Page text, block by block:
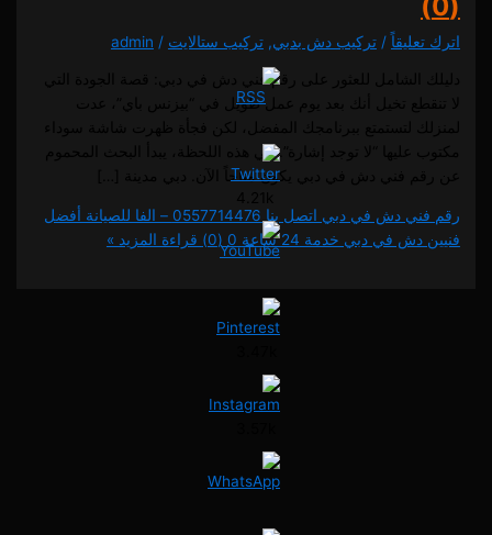
/تركيب دش بدبي, تركيب ستالايت/
admin
للعثور على رقم فني دش في دبي: قصة الجودة التي
تخيل أنك بعد يوم عمل طويل في “بيزنس باي”، عدت
“لا توجد إشارة”. في هذه اللحظة، يبدأ البحث المحموم
فني دش في دبي يكون متاحاً الآن. دبي مدينة […]
رقم فني دش في دبي اتصل بنا 0557714476 – الفا للصيانة أفضل
في دبي خدمة 24 ساعة
0 (0) قراءة المزيد »